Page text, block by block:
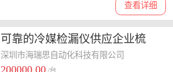
查看详细
可靠的冷媒检漏仪供应企业梳
理，选购高灵敏度产品攻略
深圳市海瑞思自动化科技有限公司